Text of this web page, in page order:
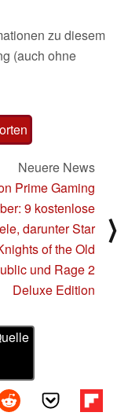
zu diesem
(auch ohne
Neuere News
Prime Gaming
9 kostenlose
darunter Star
of the Old
und Rage 2
Deluxe Edition
⟩